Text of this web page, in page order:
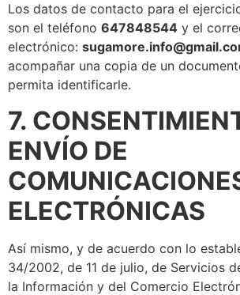
Los datos de contacto para el
son el teléfono 647848544 y el
electrónico:
acompañar una copia de un
permita identificarle.
7.
ENVÍO DE
ELECTRÓNICAS
Así mismo, y de acuerdo con lo
34/2002, de 11 de julio, de Servicios
la Información y del Comercio